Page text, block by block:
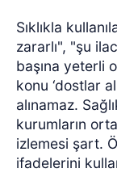
Sıklıkla
zararlı", "şu
başına yeterli
konu ‘dostlar
alınamaz.
kurumların
izlemesi şart.
ifadelerini